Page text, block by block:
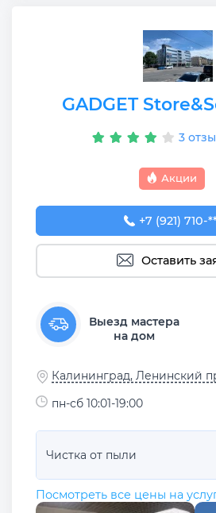
GADGET
3
Акции
+7 (921) 710-
+7 (921) 710-
Оставить
Выезд мастера
на дом
Калининград, Ленинский
пн-сб 10:01-19:00
Чистка от пыли
Посмотреть все цены на